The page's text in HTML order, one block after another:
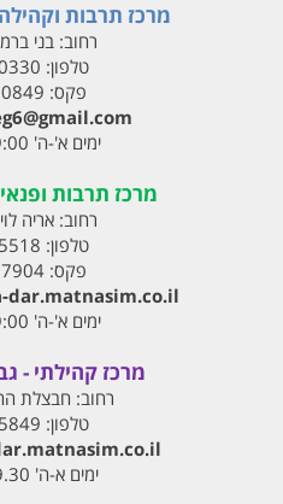
מרכז תרבות
רחוב:בני ברמן 6,
טלפון:
פקס:
ימים א'-ה' 09:00-19:00
מרכז תרבות
רחוב:אריה לוין 3,
טלפון:
פקס:
dar.matnasim.co.il
ימים א'-ה' 11:00-19:00
מרכז קהילתי -
רחוב: חבצלת החוף 3,
טלפון:
ימים א-ה' 15.30-19.30